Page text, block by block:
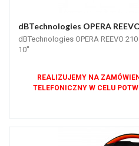
dBTechnologies OPERA
dBTechnologies OPERA REEVO
10"
REALIZUJEMY NA
TELEFONICZNY W CELU